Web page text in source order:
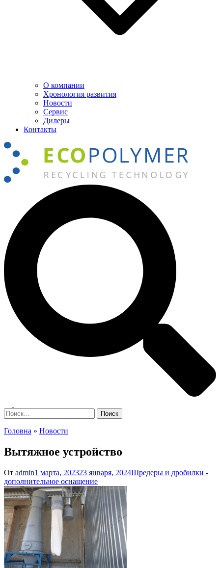
О компании
Хронология развития
Новости
Сервис
Дилеры
Контакты
меню
Найти:
Головна » Новости
Вытяжное устройство
От admin1 марта, 202323 января, 2024Шредеры и дробилки -
дополнительное оснащение